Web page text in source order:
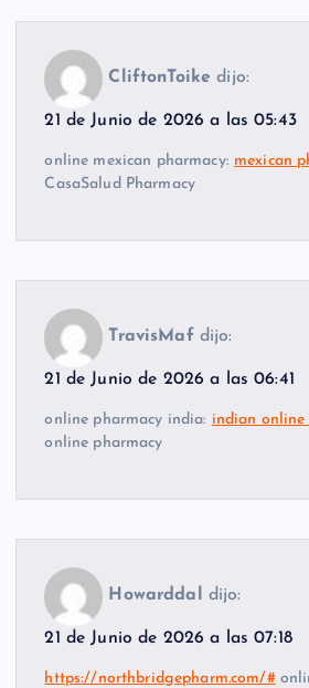
CliftonToike dijo:
21 de Junio de 2026 a las 05:43
online mexican pharmacy: mexican
CasaSalud Pharmacy
TravisMaf dijo:
21 de Junio de 2026 a las 06:41
online pharmacy india: indian online
online pharmacy
Howarddal dijo:
21 de Junio de 2026 a las 07:18
https://northbridgepharm.com/#